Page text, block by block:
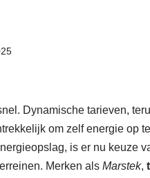
Dynamische tarieven,
om zelf energie op
is er nu keuze
Merken als Marstek,